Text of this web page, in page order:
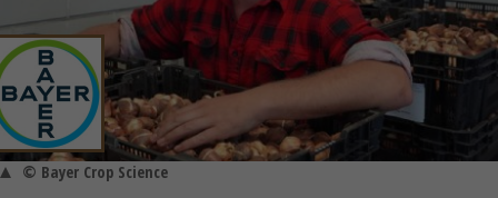
© Bayer Crop Science